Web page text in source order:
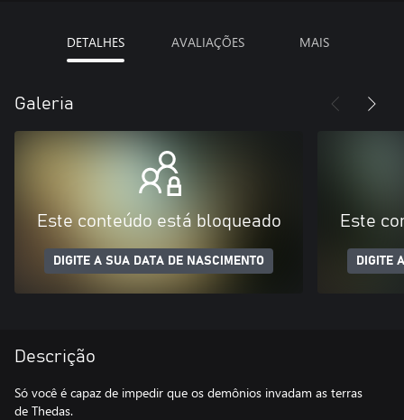
DETALHES AVALIAÇÕES MAIS
Galeria
Este conteúdo está bloqueado
DIGITE A SUA DATA DE NASCIMENTO
Este
DIGITE
Descrição
Só você é capaz de impedir que os demônios invadam as terras
de Thedas.